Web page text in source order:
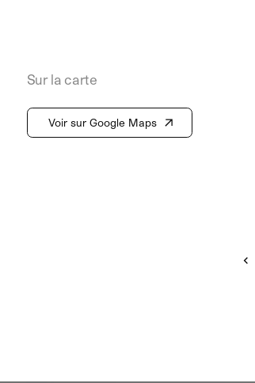
Sur la carte
Voir sur Google Maps